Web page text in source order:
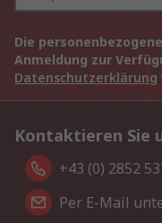
Die
Anmeldung zur
Datenschutzerklärung
Kontaktieren Sie
+43 (0) 2852
Per E-Mail